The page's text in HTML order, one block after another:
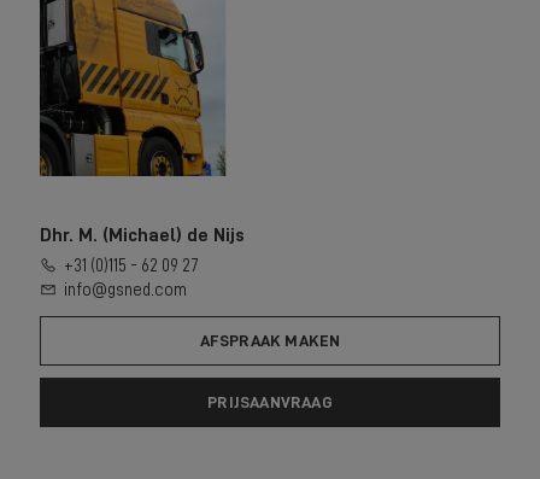
Dhr. M. (Michael) de Nijs
+31 (0)115 - 62 09 27
info@gsned.com
AFSPRAAK MAKEN
PRIJSAANVRAAG